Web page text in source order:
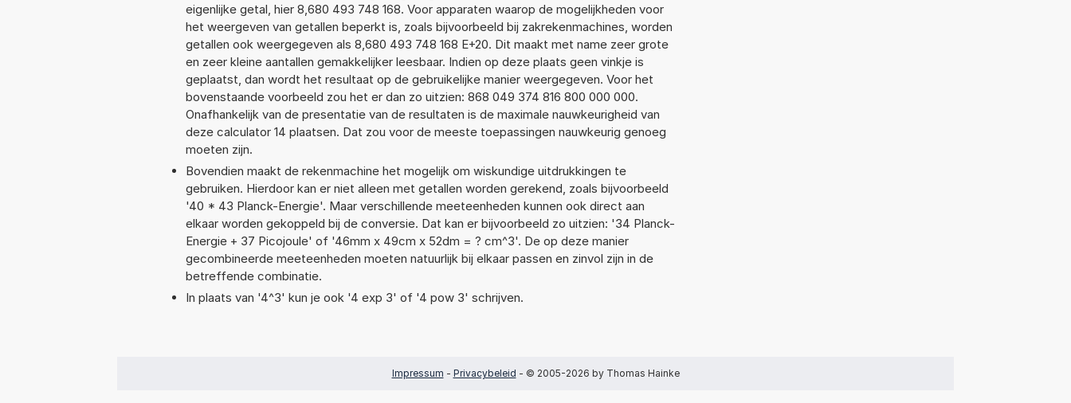
eigenlijke getal, hier 8,680 493 748 168. Voor apparaten waarop de mogelijkheden voor
het weergeven van getallen beperkt is, zoals bijvoorbeeld bij zakrekenmachines, worden
getallen ook weergegeven als 8,680 493 748 168 E+20. Dit maakt met name zeer grote
en zeer kleine aantallen gemakkelijker leesbaar. Indien op deze plaats geen vinkje is
geplaatst, dan wordt het resultaat op de gebruikelijke manier weergegeven. Voor het
bovenstaande voorbeeld zou het er dan zo uitzien: 868 049 374 816 800 000 000.
Onafhankelijk van de presentatie van de resultaten is de maximale nauwkeurigheid van
deze calculator 14 plaatsen. Dat zou voor de meeste toepassingen nauwkeurig genoeg
moeten zijn.
Bovendien maakt de rekenmachine het mogelijk om wiskundige uitdrukkingen te
gebruiken. Hierdoor kan er niet alleen met getallen worden gerekend, zoals bijvoorbeeld
'40 * 43 Planck-Energie'. Maar verschillende meeteenheden kunnen ook direct aan
elkaar worden gekoppeld bij de conversie. Dat kan er bijvoorbeeld zo uitzien: '34 Planck-
Energie + 37 Picojoule' of '46mm x 49cm x 52dm = ? cm^3'. De op deze manier
gecombineerde meeteenheden moeten natuurlijk bij elkaar passen en zinvol zijn in de
betreffende combinatie.
In plaats van '4^3' kun je ook '4 exp 3' of '4 pow 3' schrijven.
Impressum - Privacybeleid - © 2005-2026 by Thomas Hainke